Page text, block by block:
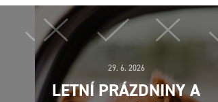
29. 6. 2026
LETNÍ PRÁZDNINY A